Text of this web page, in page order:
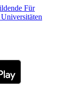
Für